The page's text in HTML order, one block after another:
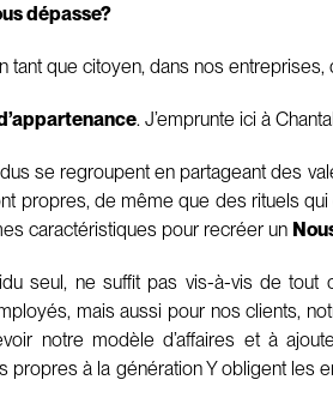
dépasse?
tant que citoyen, dans nos
. J’emprunte ici à
se regroupent en partageant des
propres, de même que des rituels
caractéristiques pour recréer un
seul, ne suffit pas vis-à-vis de
mais aussi pour nos clients,
notre modèle d’affaires et à
propres à la génération Y obligent